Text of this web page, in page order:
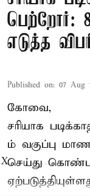
பெற்றோர்:
எடுத்த
Published on: 07 Aug
கோவை,
சரியாக
ம் வகுப்பு
செய்து
X